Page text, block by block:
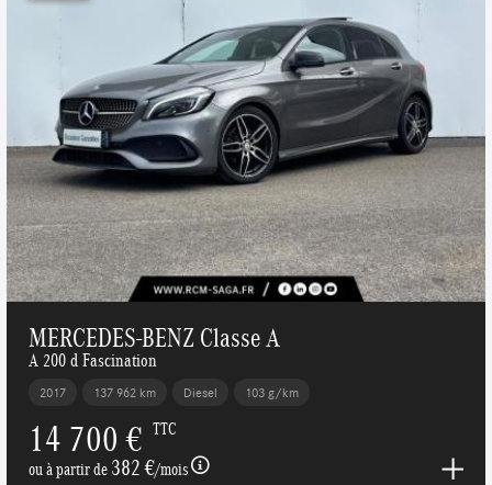
MERCEDES-BENZ Classe A
A 200 d Fascination
2017 137 962 km Diesel 103 g/km
14 700 € TTC
ou à partir de382 €/mois